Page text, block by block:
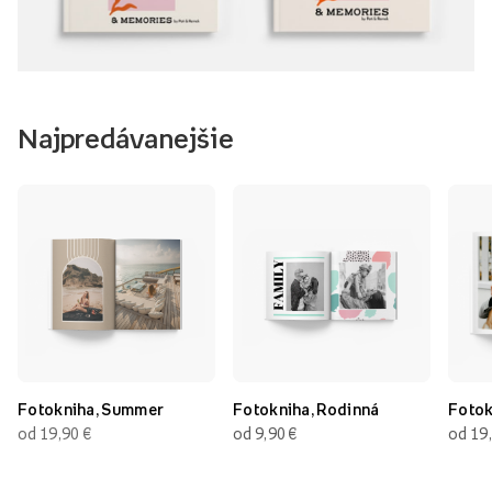
Najpredávanejšie
Fotokniha, Summer
od 19,90 €
Fotokniha, Rodinná
od 9,90 €
od